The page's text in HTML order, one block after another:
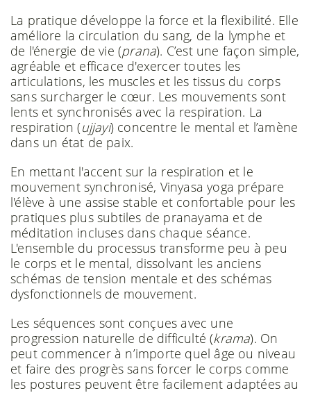
La pratique développe la force et la flexibilité. Elle
améliore la circulation du sang, de la lymphe et
de l'énergie de vie (prana). C’est une façon simple,
agréable et efficace d'exercer toutes les
articulations, les muscles et les tissus du corps
sans surcharger le cœur. Les mouvements sont
lents et synchronisés avec la respiration. La
respiration (ujjayi) concentre le mental et l’amène
dans un état de paix.
En mettant l'accent sur la respiration et le
mouvement synchronisé, Vinyasa yoga prépare
l'élève à une assise stable et confortable pour les
pratiques plus subtiles de pranayama et de
méditation incluses dans chaque séance.
L'ensemble du processus transforme peu à peu
le corps et le mental, dissolvant les anciens
schémas de tension mentale et des schémas
dysfonctionnels de mouvement.
Les séquences sont conçues avec une
progression naturelle de difficulté (krama). On
peut commencer à n’importe quel âge ou niveau
et faire des progrès sans forcer le corps comme
les postures peuvent être facilement adaptées au